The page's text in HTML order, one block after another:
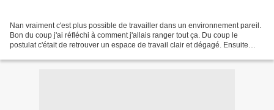
Nan vraiment c'est plus possible de travailler dans un environnement pareil.
Bon du coup j'ai réfléchi à comment j'allais ranger tout ça. Du coup le
postulat c'était de retrouver un espace de travail clair et dégagé. Ensuite